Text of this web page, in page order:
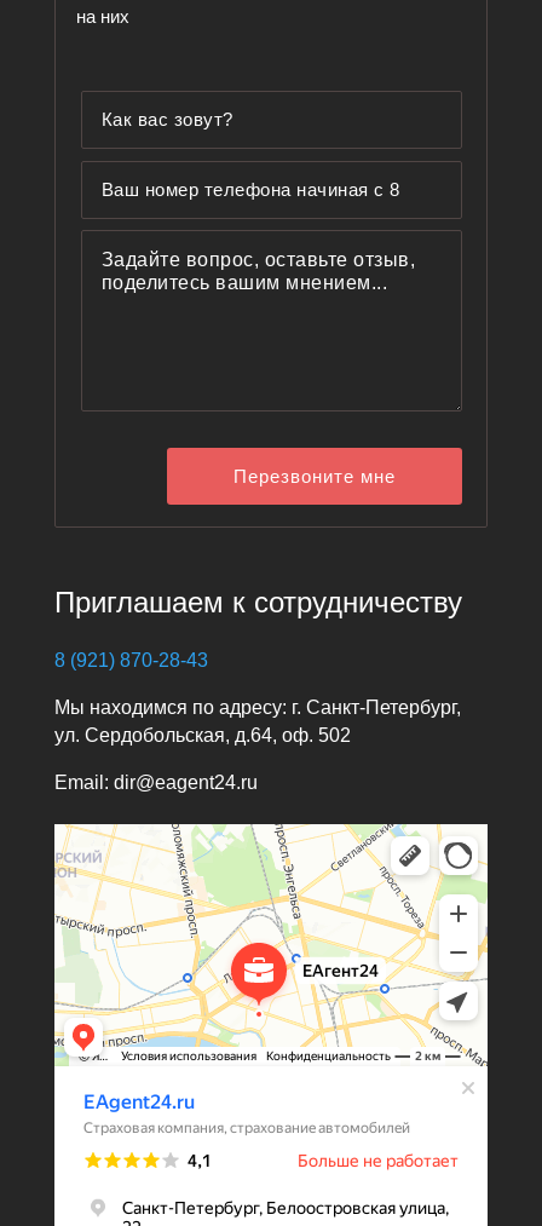
на них
Перезвоните мне
Приглашаем к сотрудничеству
8 (921) 870-28-43
Мы находимся по адресу: г. Санкт-Петербург,
ул. Сердобольская, д.64, оф. 502
Email: dir@eagent24.ru